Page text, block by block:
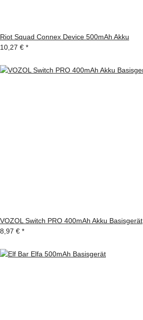
Riot Squad Connex Device 500mAh Akku
10,27 € *
VOZOL Switch PRO 400mAh Akku Basisgerät
8,97 € *